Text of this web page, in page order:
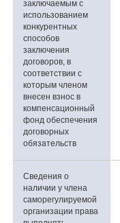
заключаемым с
использованием
конкурентных
способов
заключения
договоров, в
соответствии с
которым членом
внесен взнос в
компенсационный
фонд обеспечения
договорных
обязательств
Сведения о
наличии у члена
саморегулируемой
организации права